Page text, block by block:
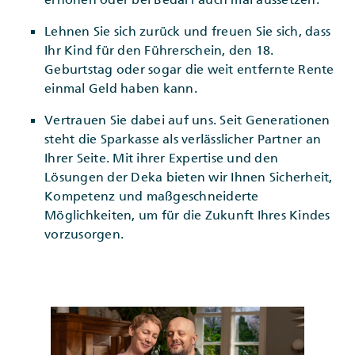
Lehnen Sie sich zurück und freuen Sie sich, dass
Ihr Kind für den Führerschein, den 18.
Geburtstag oder sogar die weit entfernte Rente
einmal Geld haben kann.
Vertrauen Sie dabei auf uns. Seit Generationen
steht die Sparkasse als verlässlicher Partner an
Ihrer Seite. Mit ihrer Expertise und den
Lösungen der Deka bieten wir Ihnen Sicherheit,
Kompetenz und maßgeschneiderte
Möglichkeiten, um für die Zukunft Ihres Kindes
vorzusorgen.